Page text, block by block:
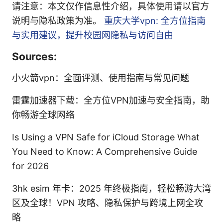
请注意：本文仅作信息性介绍，具体使用请以官方
说明与隐私政策为准。 重庆大学vpn: 全方位指南
与实用建议，提升校园网隐私与访问自由
Sources:
小火箭vpn：全面评测、使用指南与常见问题
雷霆加速器下载：全方位VPN加速与安全指南，助
你畅游全球网络
Is Using a VPN Safe for iCloud Storage What
You Need to Know: A Comprehensive Guide
for 2026
3hk esim 年卡：2025 年终极指南，轻松畅游大湾
区及全球！VPN 攻略、隐私保护与跨境上网全攻
略